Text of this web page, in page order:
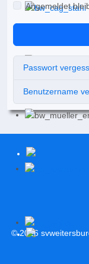
Angemeldet
Passwort
Benutzername
© 2026